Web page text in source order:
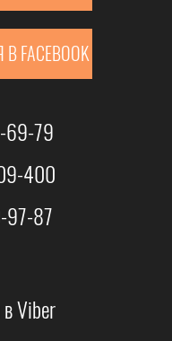
FACEBOOK
69-79
400
97-87
Viber